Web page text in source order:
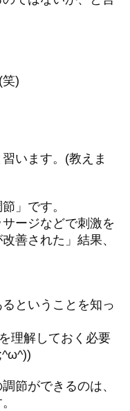
)
います。(教えま
」です。
ージなどで刺激を
善された」結果、
ということを知っ
理解しておく必要
節ができるのは、